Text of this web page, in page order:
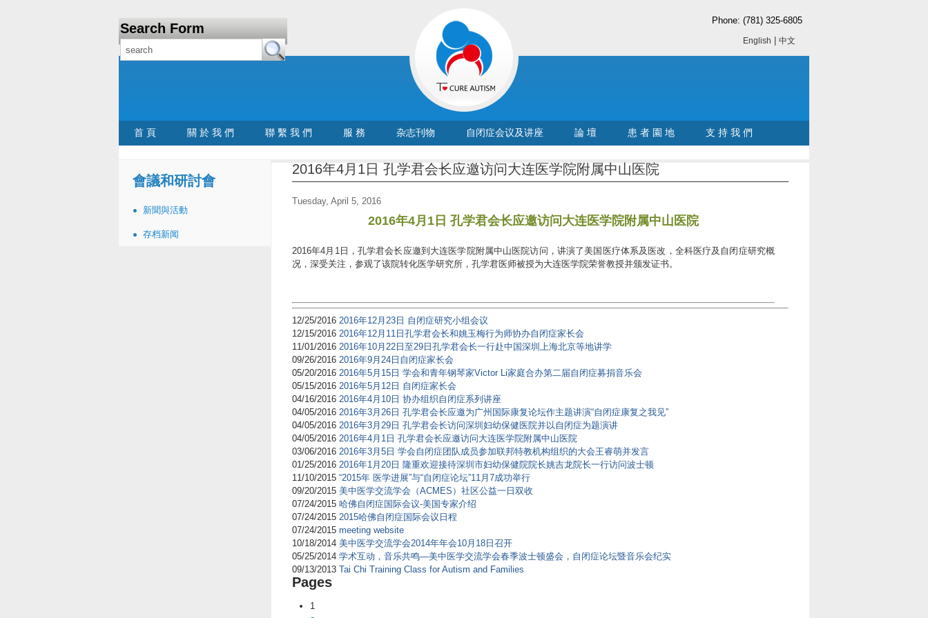
Search Form
Phone: (781) 325-6805
English 中文
首 頁 關 於 我 們 聯 繫 我 們 服 務 杂志刊物 自闭症会议及讲座 論 壇 患 者 園 地 支 持 我 們
會議和研討會
新聞與活動
存档新闻
2016年4月1日 孔学君会长应邀访问大连医学院附属中山医院
Tuesday, April 5, 2016
2016年4月1日 孔学君会长应邀访问大连医学院附属中山医院
2016年4月1日，孔学君会长应邀到大连医学院附属中山医院访问，讲演了美国医疗体系及医改，全科医疗及自闭症研究概
况，深受关注，参观了该院转化医学研究所，孔学君医师被授为大连医学院荣誉教授并颁发证书。
12/25/2016 2016年12月23日 自闭症研究小组会议
12/15/2016 2016年12月11日孔学君会长和姚玉梅行为师协办自闭症家长会
11/01/2016 2016年10月22日至29日孔学君会长一行赴中国深圳上海北京等地讲学
09/26/2016 2016年9月24日自闭症家长会
05/20/2016 2016年5月15日 学会和青年钢琴家Victor Li家庭合办第二届自闭症募捐音乐会
05/15/2016 2016年5月12日 自闭症家长会
04/16/2016 2016年4月10日 协办组织自闭症系列讲座
04/05/2016 2016年3月26日 孔学君会长应邀为广州国际康复论坛作主题讲演“自闭症康复之我见”
04/05/2016 2016年3月29日 孔学君会长访问深圳妇幼保健医院并以自闭症为题演讲
04/05/2016 2016年4月1日 孔学君会长应邀访问大连医学院附属中山医院
03/06/2016 2016年3月5日 学会自闭症团队成员参加联邦特教机构组织的大会王睿萌并发言
01/25/2016 2016年1月20日 隆重欢迎接待深圳市妇幼保健院院长姚吉龙院长一行访问波士顿
11/10/2015 “2015年 医学进展”与“自闭症论坛”11月7成功举行
09/20/2015 美中医学交流学会（ACMES）社区公益一日双收
07/24/2015 哈佛自闭症国际会议-美国专家介绍
07/24/2015 2015哈佛自闭症国际会议日程
07/24/2015 meeting website
10/18/2014 美中医学交流学会2014年年会10月18日召开
05/25/2014 学术互动，音乐共鸣—美中医学交流学会春季波士顿盛会，自闭症论坛暨音乐会纪实
09/13/2013 Tai Chi Training Class for Autism and Families
Pages
1